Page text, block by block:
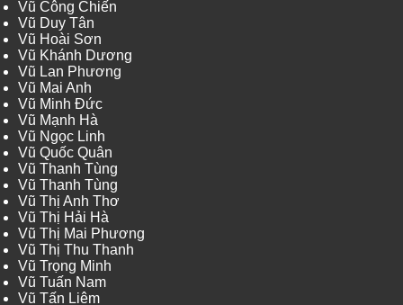
Vũ Công Chiến
Vũ Duy Tân
Vũ Hoài Sơn
Vũ Khánh Dương
Vũ Lan Phương
Vũ Mai Anh
Vũ Minh Đức
Vũ Mạnh Hà
Vũ Ngọc Linh
Vũ Quốc Quân
Vũ Thanh Tùng
Vũ Thanh Tùng
Vũ Thị Anh Thơ
Vũ Thị Hải Hà
Vũ Thị Mai Phương
Vũ Thị Thu Thanh
Vũ Trọng Minh
Vũ Tuấn Nam
Vũ Tấn Liêm